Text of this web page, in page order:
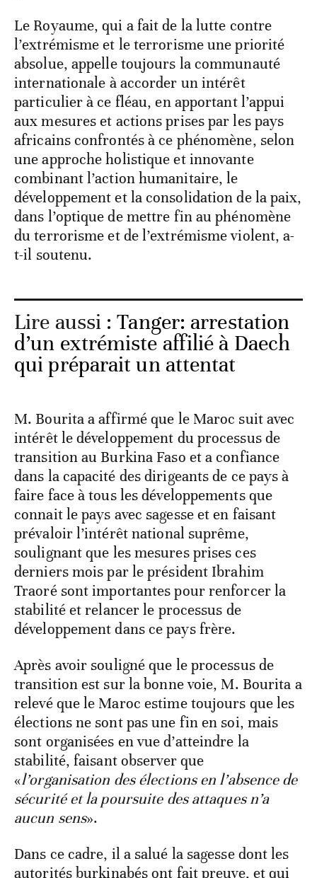
Le Royaume, qui a fait de la lutte contre
l’extrémisme et le terrorisme une priorité
absolue, appelle toujours la communauté
internationale à accorder un intérêt
particulier à ce fléau, en apportant l’appui
aux mesures et actions prises par les pays
africains confrontés à ce phénomène, selon
une approche holistique et innovante
combinant l’action humanitaire, le
développement et la consolidation de la paix,
dans l’optique de mettre fin au phénomène
du terrorisme et de l’extrémisme violent, a-
t-il soutenu.
Lire aussi :Tanger: arrestation
d’un extrémiste affilié à Daech
qui préparait un attentat
M. Bourita a affirmé que le Maroc suit avec
intérêt le développement du processus de
transition au Burkina Faso et a confiance
dans la capacité des dirigeants de ce pays à
faire face à tous les développements que
connait le pays avec sagesse et en faisant
prévaloir l’intérêt national suprême,
soulignant que les mesures prises ces
derniers mois par le président Ibrahim
Traoré sont importantes pour renforcer la
stabilité et relancer le processus de
développement dans ce pays frère.
Après avoir souligné que le processus de
transition est sur la bonne voie, M. Bourita a
relevé que le Maroc estime toujours que les
élections ne sont pas une fin en soi, mais
sont organisées en vue d’atteindre la
stabilité, faisant observer que
«l’organisation des élections en l’absence de
sécurité et la poursuite des attaques n’a
aucun sens».
Dans ce cadre, il a salué la sagesse dont les
autorités burkinabés ont fait preuve, et qui